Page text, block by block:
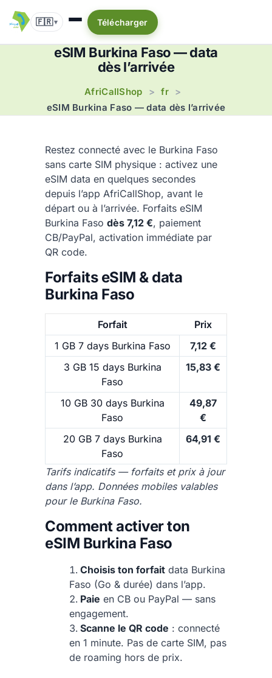
🇫🇷▾ Télécharger
eSIM Burkina Faso — data
dès l’arrivée
AfriCallShop > fr >
eSIM Burkina Faso — data dès l’arrivée
Restez connecté avec le Burkina Faso
sans carte SIM physique : activez une
eSIM data en quelques secondes
depuis l’app AfriCallShop, avant le
départ ou à l’arrivée. Forfaits eSIM
Burkina Faso dès 7,12 €, paiement
CB/PayPal, activation immédiate par
QR code.
Forfaits eSIM & data
Burkina Faso
Forfait
Prix
1 GB 7 days Burkina Faso
7,12 €
3 GB 15 days Burkina
Faso
15,83 €
10 GB 30 days Burkina
Faso
49,87
€
20 GB 7 days Burkina
Faso
64,91 €
Tarifs indicatifs — forfaits et prix à jour
dans l’app. Données mobiles valables
pour le Burkina Faso.
Comment activer ton
eSIM Burkina Faso
Choisis ton forfait data Burkina
Faso (Go & durée) dans l’app.
Paie en CB ou PayPal — sans
engagement.
Scanne le QR code : connecté
en 1 minute. Pas de carte SIM, pas
de roaming hors de prix.